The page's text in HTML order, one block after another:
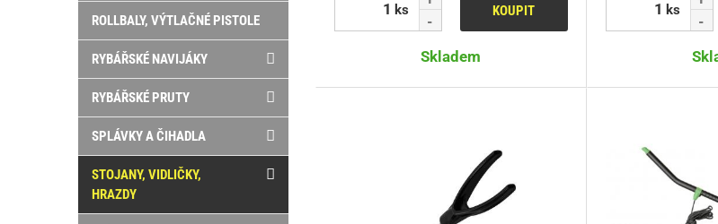
ks KOUPIT
Skladem
ks
ROLLBALY, VÝTLAČNÉ PISTOLE
RYBÁŘSKÉ NAVIJÁKY
RYBÁŘSKÉ PRUTY
SPLÁVKY A ČIHADLA
STOJANY, VIDLIČKY,
HRAZDY